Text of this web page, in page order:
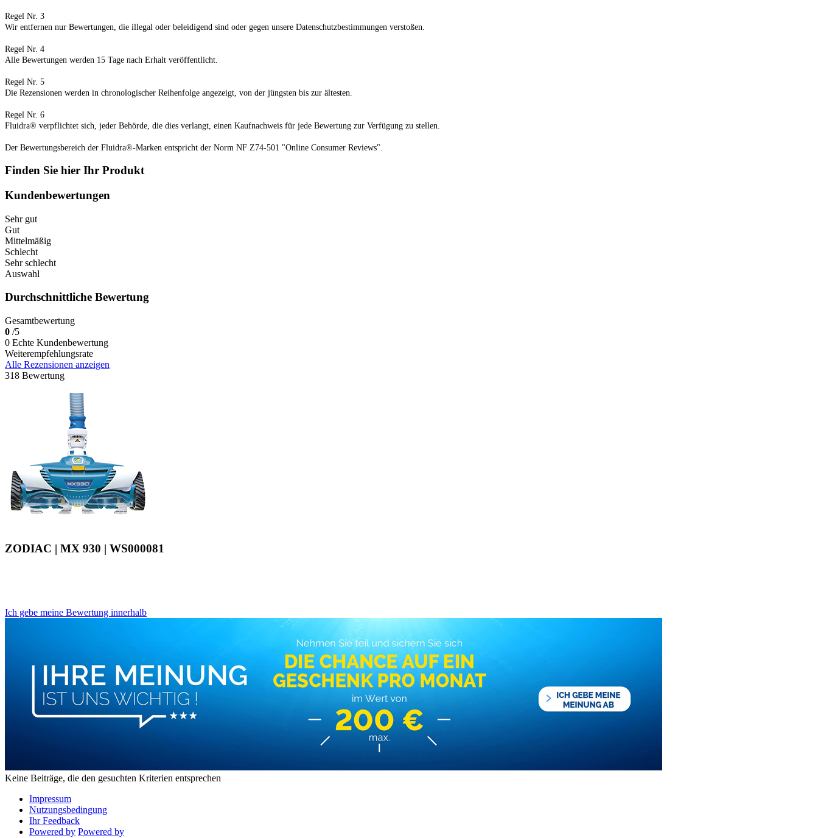
Regel Nr. 3
Wir entfernen nur Bewertungen, die illegal oder beleidigend sind oder gegen unsere Datenschutzbestimmungen verstoßen.
Regel Nr. 4
Alle Bewertungen werden 15 Tage nach Erhalt veröffentlicht.
Regel Nr. 5
Die Rezensionen werden in chronologischer Reihenfolge angezeigt, von der jüngsten bis zur ältesten.
Regel Nr. 6
Fluidra® verpflichtet sich, jeder Behörde, die dies verlangt, einen Kaufnachweis für jede Bewertung zur Verfügung zu stellen.
Der Bewertungsbereich der Fluidra®-Marken entspricht der Norm NF Z74-501 "Online Consumer Reviews".
Finden Sie hier Ihr Produkt
Kundenbewertungen
Sehr gut
Gut
Mittelmäßig
Schlecht
Sehr schlecht
Auswahl
Durchschnittliche Bewertung
Gesamtbewertung
0 /5
0 Echte Kundenbewertung
Weiterempfehlungsrate
Alle Rezensionen anzeigen
318 Bewertung
ZODIAC | MX 930 | WS000081
Ich gebe meine Bewertung innerhalb
Keine Beiträge, die den gesuchten Kriterien entsprechen
Impressum
Nutzungsbedingung
Ihr Feedback
Powered by Powered by